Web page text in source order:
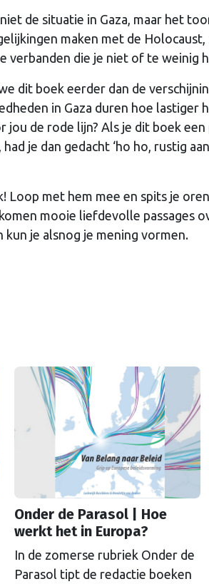
de situatie in Gaza, maar het
maken met de
verbanden die je niet of te weinig
dit boek eerder dan de
in Gaza duren hoe lastiger
de rode lijn? Als je dit boek een
je dan gedacht ‘ho ho, rustig
Loop met hem mee en spits je
mooie liefdevolle passages
je alsnog je mening vormen.
Onder de Parasol | Hoe
werkt het in Europa?
In de zomerse rubriek Onder de
Parasol tipt de redactie boeken